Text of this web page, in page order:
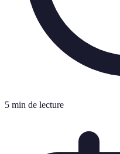
5 min de lecture